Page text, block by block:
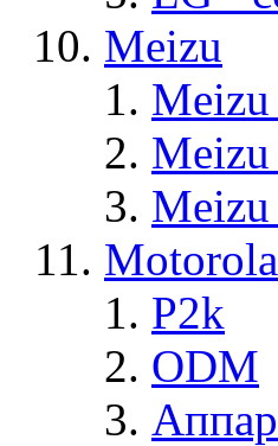
Meizu
Motorola
P2k
ODM